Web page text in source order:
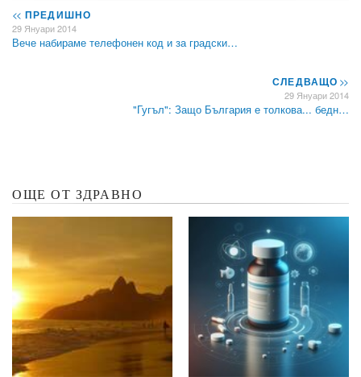
<< ПРЕДИШНО
29 Януари 2014
Вече набираме телефонен код и за градски…
СЛЕДВАЩО>>
29 Януари 2014
"Гугъл": Защо България е толкова... бедн…
ОЩЕ ОТ ЗДРАВНО